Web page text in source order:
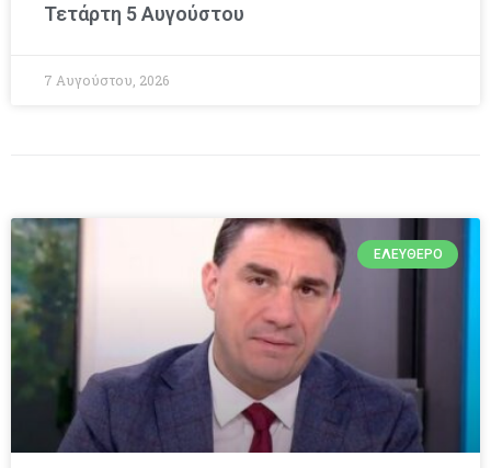
Τετάρτη 5 Αυγούστου
7 Αυγούστου, 2026
ΕΛΕΎΘΕΡΟ